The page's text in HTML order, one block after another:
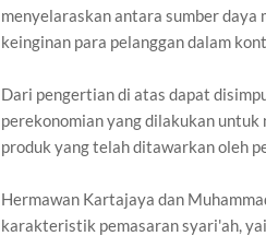
menyelaraskan antara sumber daya
keinginan para pelanggan dalam
Dari pengertian di atas dapat
perekonomian yang dilakukan untuk
produk yang telah ditawarkan oleh
Hermawan Kartajaya dan
karakteristik pemasaran syari'ah,